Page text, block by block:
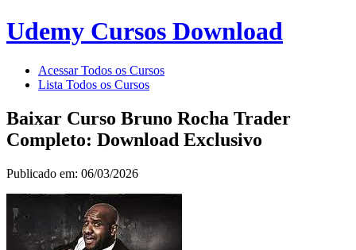
Udemy Cursos Download
Acessar Todos os Cursos
Lista Todos os Cursos
Baixar Curso Bruno Rocha Trader
Completo: Download Exclusivo
Publicado em: 06/03/2026